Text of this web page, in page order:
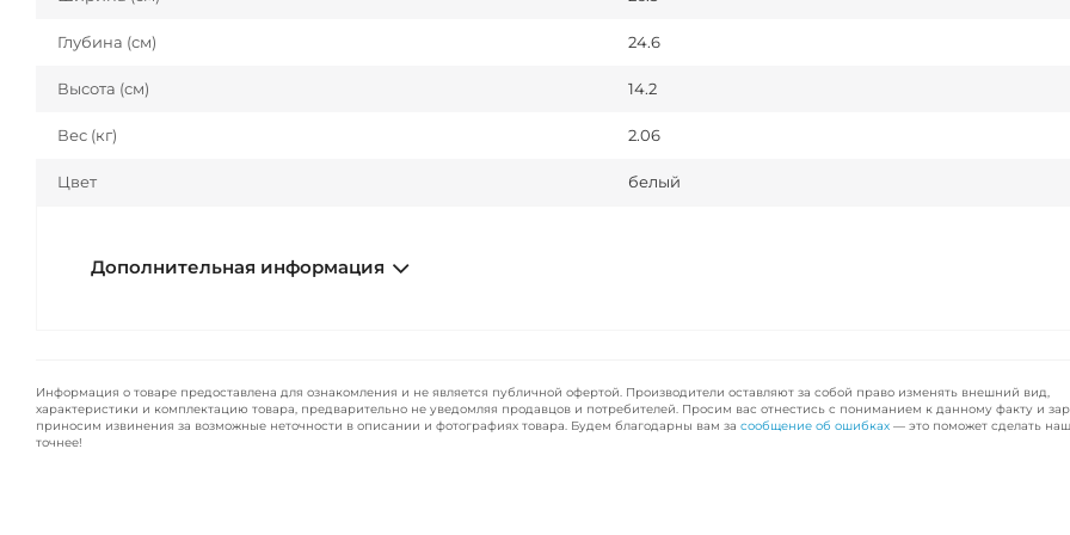
Глубина (см) 24.6
Высота (см) 14.2
Вес (кг) 2.06
Цвет белый
Дополнительная информация
Информация о товаре предоставлена для ознакомления и не является публичной офертой. Производители оставляют за собой право изменять внешний вид,
характеристики и комплектацию товара, предварительно не уведомляя продавцов и потребителей. Просим вас отнестись с пониманием к данному факту и
приносим извинения за возможные неточности в описании и фотографиях товара. Будем благодарны вам за сообщение об ошибках — это поможет сделать
точнее!